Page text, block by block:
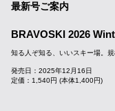
最新号ご案内
BRAVOSKI 2026
知る人ぞ知る、いいスキー場。
発売日：2025年12月16日
定価：1,540円 (本体1,400円)